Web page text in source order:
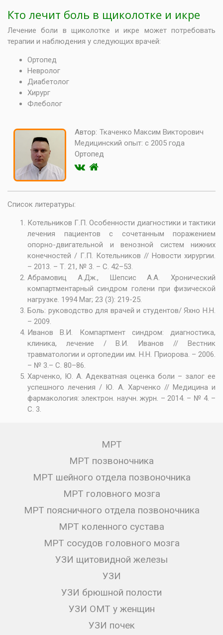
Кто лечит боль в щиколотке и икре
Лечение боли в щиколотке и икре может потребовать
терапии и наблюдения у следующих врачей:
Ортопед
Невролог
Диабетолог
Хирург
Флеболог
Автор: Ткаченко Максим Викторович
Медицинский опыт: с 2005 года
Ортопед
Список литературы:
Котельников Г.П. Особенности диагностики и тактики
лечения пациентов с сочетанным поражением
опорно-двигательной и венозной систем нижних
конечностей / Г.П. Котельников // Новости хирургии.
– 2013. – Т. 21, № 3. – С. 42–53.
Абрамовиц А.Дж., Шепсис А.А. Хронический
компартментарный синдром голени при физической
нагрузке. 1994 Mar; 23 (3): 219-25.
Боль: руководство для врачей и студентов/ Яхно Н.Н.
– 2009.
Иванов В.И. Компартмент синдром: диагностика,
клиника, лечение / В.И. Иванов // Вестник
травматологии и ортопедии им. Н.Н. Приорова. – 2006.
– № 3.– С. 80–86.
Харченко, Ю. А. Адекватная оценка боли – залог ее
успешного лечения / Ю. А. Харченко // Медицина и
фармакология: электрон. научн. журн. – 2014. – № 4. –
С. 3.
МРТ
МРТ позвоночника
МРТ шейного отдела позвоночника
МРТ головного мозга
МРТ поясничного отдела позвоночника
МРТ коленного сустава
МРТ сосудов головного мозга
УЗИ щитовидной железы
УЗИ
УЗИ брюшной полости
УЗИ ОМТ у женщин
УЗИ почек